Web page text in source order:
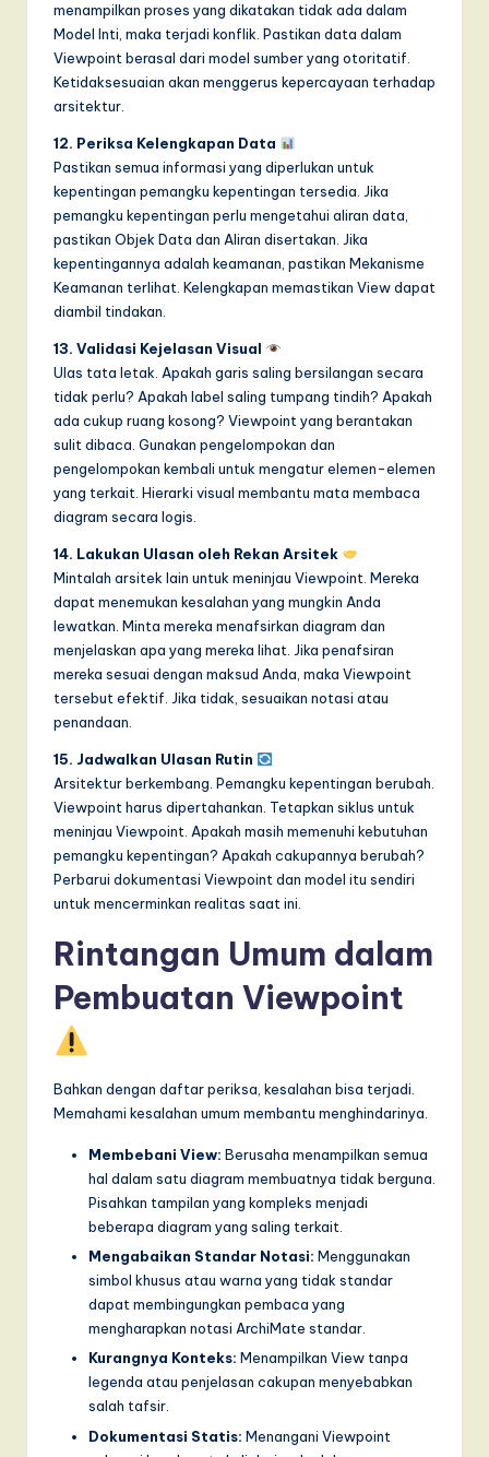
menampilkan proses yang dikatakan tidak ada dalam
Model Inti, maka terjadi konflik. Pastikan data dalam
Viewpoint berasal dari model sumber yang otoritatif.
Ketidaksesuaian akan menggerus kepercayaan terhadap
arsitektur.
12. Periksa Kelengkapan Data
Pastikan semua informasi yang diperlukan untuk
kepentingan pemangku kepentingan tersedia. Jika
pemangku kepentingan perlu mengetahui aliran data,
pastikan Objek Data dan Aliran disertakan. Jika
kepentingannya adalah keamanan, pastikan Mekanisme
Keamanan terlihat. Kelengkapan memastikan View dapat
diambil tindakan.
13. Validasi Kejelasan Visual
Ulas tata letak. Apakah garis saling bersilangan secara
tidak perlu? Apakah label saling tumpang tindih? Apakah
ada cukup ruang kosong? Viewpoint yang berantakan
sulit dibaca. Gunakan pengelompokan dan
pengelompokan kembali untuk mengatur elemen-elemen
yang terkait. Hierarki visual membantu mata membaca
diagram secara logis.
14. Lakukan Ulasan oleh Rekan Arsitek
Mintalah arsitek lain untuk meninjau Viewpoint. Mereka
dapat menemukan kesalahan yang mungkin Anda
lewatkan. Minta mereka menafsirkan diagram dan
menjelaskan apa yang mereka lihat. Jika penafsiran
mereka sesuai dengan maksud Anda, maka Viewpoint
tersebut efektif. Jika tidak, sesuaikan notasi atau
penandaan.
15. Jadwalkan Ulasan Rutin
Arsitektur berkembang. Pemangku kepentingan berubah.
Viewpoint harus dipertahankan. Tetapkan siklus untuk
meninjau Viewpoint. Apakah masih memenuhi kebutuhan
pemangku kepentingan? Apakah cakupannya berubah?
Perbarui dokumentasi Viewpoint dan model itu sendiri
untuk mencerminkan realitas saat ini.
Rintangan Umum dalam
Pembuatan Viewpoint
Bahkan dengan daftar periksa, kesalahan bisa terjadi.
Memahami kesalahan umum membantu menghindarinya.
Membebani View: Berusaha menampilkan semua
hal dalam satu diagram membuatnya tidak berguna.
Pisahkan tampilan yang kompleks menjadi
beberapa diagram yang saling terkait.
Mengabaikan Standar Notasi: Menggunakan
simbol khusus atau warna yang tidak standar
dapat membingungkan pembaca yang
mengharapkan notasi ArchiMate standar.
Kurangnya Konteks: Menampilkan View tanpa
legenda atau penjelasan cakupan menyebabkan
salah tafsir.
Dokumentasi Statis: Menangani Viewpoint